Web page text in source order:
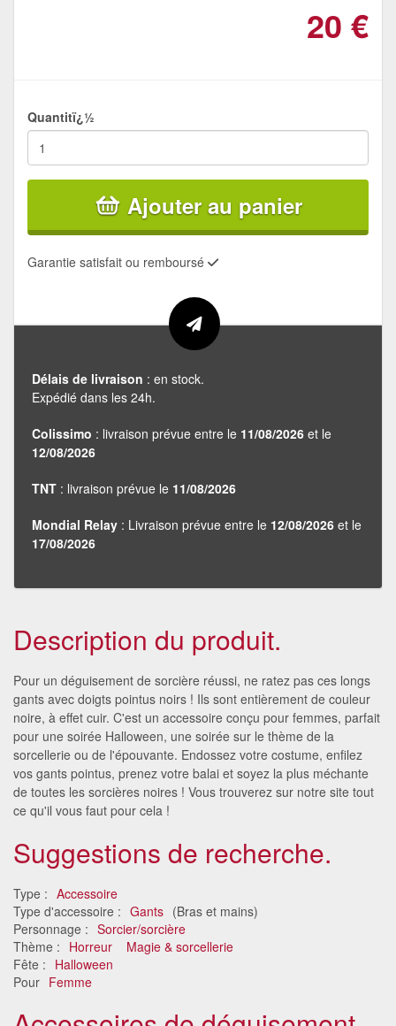
20 €
Quantitï¿½
Ajouter au panier
Garantie satisfait ou remboursé
Délais de livraison : en stock.
Expédié dans les 24h.
Colissimo : livraison prévue entre le 11/08/2026 et le
12/08/2026
TNT : livraison prévue le 11/08/2026
Mondial Relay : Livraison prévue entre le 12/08/2026 et le
17/08/2026
Description du produit.
Pour un déguisement de sorcière réussi, ne ratez pas ces longs
gants avec doigts pointus noirs ! Ils sont entièrement de couleur
noire, à effet cuir. C'est un accessoire conçu pour femmes, parfait
pour une soirée Halloween, une soirée sur le thème de la
sorcellerie ou de l'épouvante. Endossez votre costume, enfilez
vos gants pointus, prenez votre balai et soyez la plus méchante
de toutes les sorcières noires ! Vous trouverez sur notre site tout
ce qu'il vous faut pour cela !
Suggestions de recherche.
Type : Accessoire
Type d'accessoire : Gants (Bras et mains)
Personnage : Sorcier/sorcière
Thème : Horreur
Magie & sorcellerie
Fête : Halloween
Pour Femme